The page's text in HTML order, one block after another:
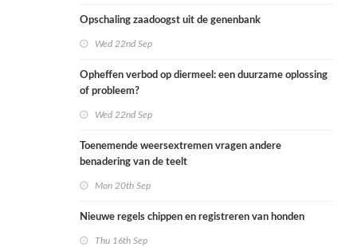
Opschaling zaadoogst uit de genenbank
Wed 22nd Sep
Opheffen verbod op diermeel: een duurzame oplossing
of probleem?
Wed 22nd Sep
Toenemende weersextremen vragen andere
benadering van de teelt
Mon 20th Sep
Nieuwe regels chippen en registreren van honden
Thu 16th Sep